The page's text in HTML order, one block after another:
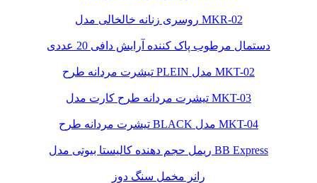
روسری زنانه خالخالی مدل MKR-02
دستمال مرطوب پاک کننده آرایش دافی 20 عددی
تیشرت مردانه طرح PLEIN مدل MKT-02
تیشرت مردانه طرح کارت مدل MKT-03
تیشرت مردانه طرح BLACK مدل MKT-04
ریمل حجم دهنده کالیستا بیوتی مدل BB Express
رانر مخمل سنگ دوز